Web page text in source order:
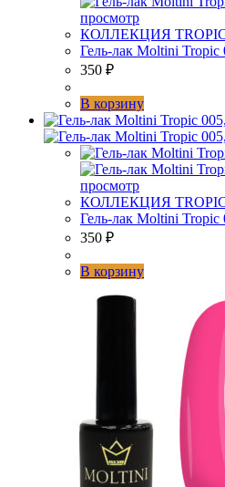
просмотр
КОЛЛЕКЦИЯ
Гель-лак Moltini Tropic
350 ₽
В корзину
просмотр
КОЛЛЕКЦИЯ
Гель-лак Moltini Tropic
350 ₽
В корзину